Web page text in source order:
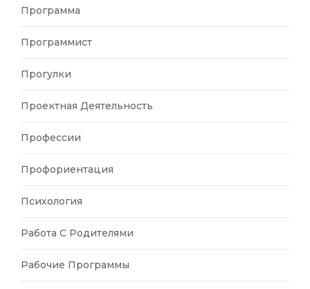
Программа
Программист
Прогулки
Проектная Деятельность
Профессии
Профориентация
Психология
Работа С Родителями
Рабочие Программы